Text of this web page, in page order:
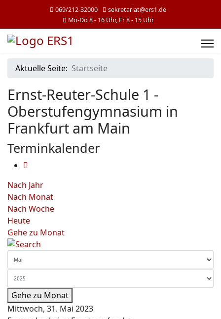
069/212-32000
sekretariat@ers1.de
Mo-Do 8 - 16 Uhr, Fr 8 - 15 Uhr
Aktuelle Seite: Startseite
Ernst-Reuter-Schule 1 -
Oberstufengymnasium in
Frankfurt am Main
Terminkalender
Nach Jahr
Nach Monat
Nach Woche
Heute
Gehe zu Monat
Gehe zu Monat
Mittwoch, 31. Mai 2023